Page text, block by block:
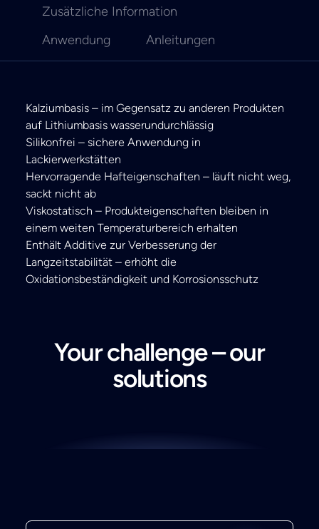
Zusätzliche Information
Anwendung
Anleitungen
Kalziumbasis – im Gegensatz zu anderen Produkten
auf Lithiumbasis wasserundurchlässig
Silikonfrei – sichere Anwendung in
Lackierwerkstätten
Hervorragende Hafteigenschaften – läuft nicht weg,
sackt nicht ab
Viskostatisch – Produkteigenschaften bleiben in
einem weiten Temperaturbereich erhalten
Enthält Additive zur Verbesserung der
Langzeitstabilität – erhöht die
Oxidationsbeständigkeit und Korrosionsschutz
Your challenge – our
solutions